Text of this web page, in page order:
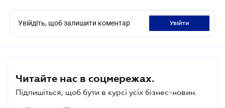
Увійдіть, щоб залишити коментар увійти
Читайте нас в соцмережах.
Підпишіться, щоб бути в курсі усіх бізнес-новин.